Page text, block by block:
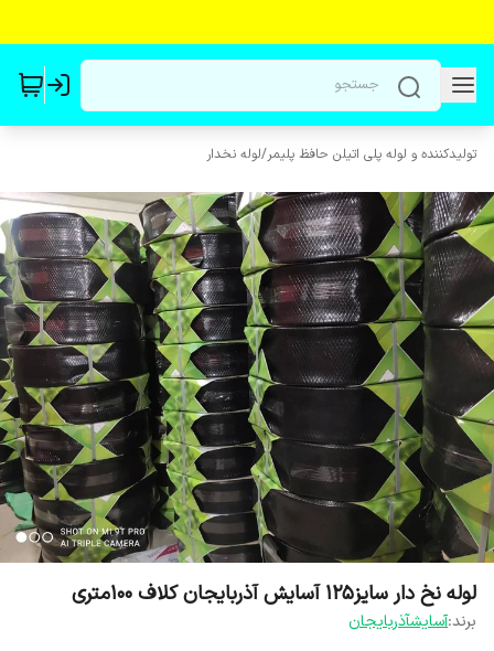
تولیدکننده و لوله پلی اتیلن حافظ پلیمر/لوله نخدار
لوله نخ دار سایز۱۲۵ آسایش آذربایجان کلاف ۱۰۰متری
برند:آسایشآذربایجان